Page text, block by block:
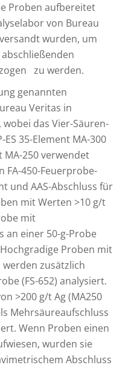
Proben aufbereitet
von Bureau
wurden, um
zu werden.
genannten
Veritas in
wobei das Vier-Säuren-
35-Element MA-300
MA-250 verwendet
FA-450-Feuerprobe-
und AAS-Abschluss für
mit Werten >10 g/t
mit
an einer 50-g-Probe
Proben mit
zusätzlich
(FS-652) analysiert.
>200 g/t Ag (MA250
Mehrsäureaufschluss
Wenn Proben einen
wurden sie
Abschluss